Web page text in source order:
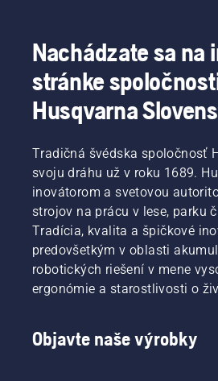
Nachádzate sa na
stránke
Husqvarna
Tradičná švédska spoločnosť
svoju dráhu už v roku 1689.
inovátorom a svetovou
strojov na prácu v lese, parku
Tradícia, kvalita a špičkové
predovšetkým v oblasti
robotických riešení v mene
ergonómie a starostlivosti o
Objavte naše výrobky